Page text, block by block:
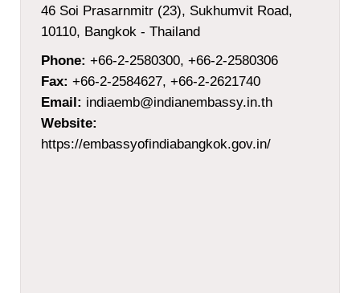
46 Soi Prasarnmitr (23), Sukhumvit Road,
10110, Bangkok - Thailand
Phone: +66-2-2580300, +66-2-2580306
Fax: +66-2-2584627, +66-2-2621740
Email: indiaemb@indianembassy.in.th
Website:
https://embassyofindiabangkok.gov.in/